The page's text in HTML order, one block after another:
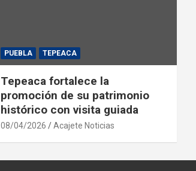
PUEBLA TEPEACA
Tepeaca fortalece la
promoción de su patrimonio
histórico con visita guiada
08/04/2026 Acajete Noticias